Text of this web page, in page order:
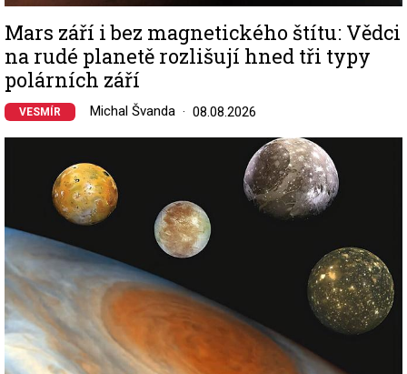
Mars září i bez magnetického štítu: Vědci
na rudé planetě rozlišují hned tři typy
polárních září
VESMÍR Michal Švanda 08.08.2026